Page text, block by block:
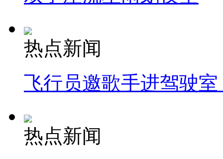
热点新闻
飞行员邀歌手进驾驶
热点新闻